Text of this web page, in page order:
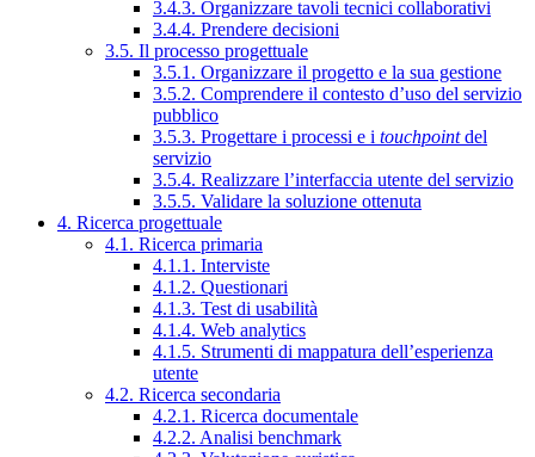
3.4.3. Organizzare tavoli tecnici collaborativi
3.4.4. Prendere decisioni
3.5. Il processo progettuale
3.5.1. Organizzare il progetto e la sua gestione
3.5.2. Comprendere il contesto d’uso del servizio
pubblico
3.5.3. Progettare i processi e i touchpointdel
servizio
3.5.4. Realizzare l’interfaccia utente del servizio
3.5.5. Validare la soluzione ottenuta
4. Ricerca progettuale
4.1. Ricerca primaria
4.1.1. Interviste
4.1.2. Questionari
4.1.3. Test di usabilità
4.1.4. Web analytics
4.1.5. Strumenti di mappatura dell’esperienza
utente
4.2. Ricerca secondaria
4.2.1. Ricerca documentale
4.2.2. Analisi benchmark